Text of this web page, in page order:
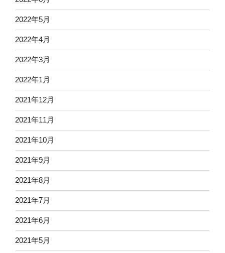
2022年5月
2022年4月
2022年3月
2022年1月
2021年12月
2021年11月
2021年10月
2021年9月
2021年8月
2021年7月
2021年6月
2021年5月